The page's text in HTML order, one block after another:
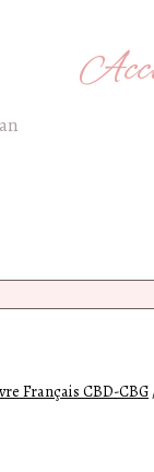
Français CBD-CBG